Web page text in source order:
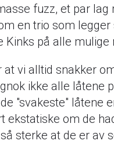
fuzz, et par lag
en trio som legger
Kinks på alle mulige
vi alltid snakker
ikke alle låtene
"svakeste" låtene
ekstatiske om de
sterke at de er av